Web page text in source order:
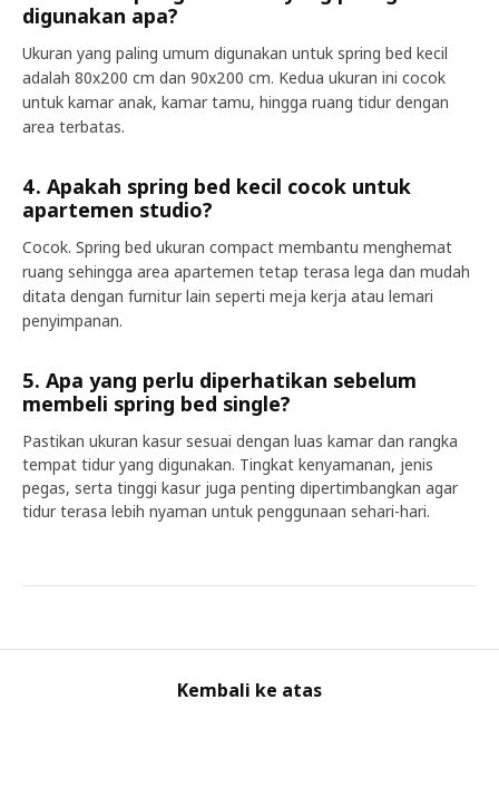
digunakan apa?
Ukuran yang paling umum digunakan untuk spring bed kecil
adalah 80x200 cm dan 90x200 cm. Kedua ukuran ini cocok
untuk kamar anak, kamar tamu, hingga ruang tidur dengan
area terbatas.
4. Apakah spring bed kecil cocok untuk
apartemen studio?
Cocok. Spring bed ukuran compact membantu menghemat
ruang sehingga area apartemen tetap terasa lega dan mudah
ditata dengan furnitur lain seperti meja kerja atau lemari
penyimpanan.
5. Apa yang perlu diperhatikan sebelum
membeli spring bed single?
Pastikan ukuran kasur sesuai dengan luas kamar dan rangka
tempat tidur yang digunakan. Tingkat kenyamanan, jenis
pegas, serta tinggi kasur juga penting dipertimbangkan agar
tidur terasa lebih nyaman untuk penggunaan sehari-hari.
Kembali ke atas